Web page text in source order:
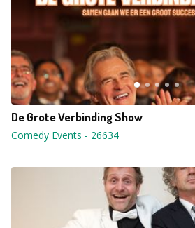
De Grote Verbinding Show
Comedy Events - 26634